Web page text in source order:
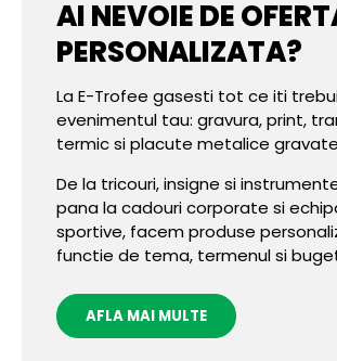
AI NEVOIE DE
PERSONALIZATA?
La E-Trofee gasesti tot ce iti
evenimentul tau: gravura, print,
termic si placute metalice
De la tricouri, insigne si
pana la cadouri corporate si
sportive, facem produse
functie de tema, termenul si
AFLA MAI MULTE